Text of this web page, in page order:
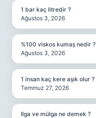
1 bar kaç litredir ?
Ağustos 3, 2026
%100 viskos kumaş nedir ?
Ağustos 3, 2026
1 insan kaç kere aşık olur ?
Temmuz 27, 2026
Ilga ve mülga ne demek ?